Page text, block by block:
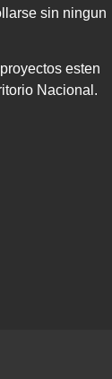
sin ningun
esten
Nacional.